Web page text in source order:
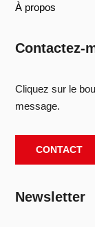
À propos
Contactez-
Cliquez sur le
message.
CONTACT
Newsletter